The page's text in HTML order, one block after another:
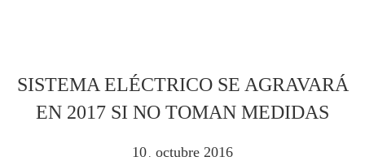
SISTEMA ELÉCTRICO SE AGRAVARÁ
EN 2017 SI NO TOMAN MEDIDAS
10 . octubre 2016